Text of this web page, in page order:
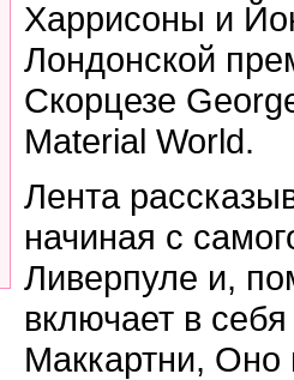
Харрисоны и
Лондонской
Скорцезе
Material World.
Лента
начиная с
Ливерпуле и,
включает в
Маккартни,